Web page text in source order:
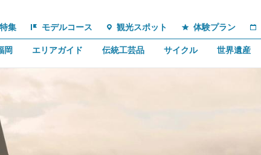
特集 モデルコース 観光スポット 体験プラン
岡 エリアガイド 伝統工芸品 サイクル 世界遺産